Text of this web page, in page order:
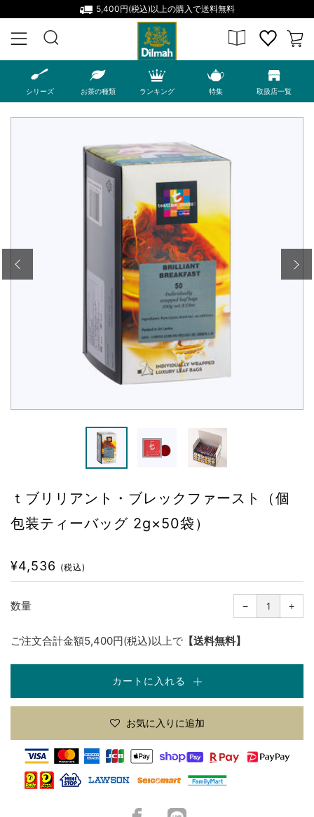
5,400円(税込)以上の購入で送料無料
MENU
シリーズ お茶の種類 ランキング 特集 取扱店一覧
ｔブリリアント・ブレックファースト（個
包装ティーバッグ 2g×50袋）
通
格
¥4,536 (税込)
数量 −
1
減
す
+
1
増
す
ご注文合計金額5,400円(税込)以上で 【送料無料】
カートに入れる
お気に入りに追加